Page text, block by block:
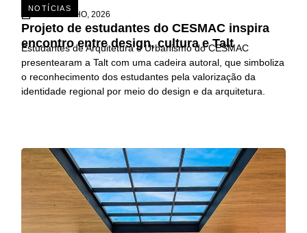
NOTÍCIAS
15 DE JULHO, 2026
Projeto de estudantes do CESMAC inspira
encontro entre design, cultura e Talt
Estudantes de Arquitetura e Urbanismo do CESMAC
presentearam a Talt com uma cadeira autoral, que simboliza
o reconhecimento dos estudantes pela valorização da
identidade regional por meio do design e da arquitetura.